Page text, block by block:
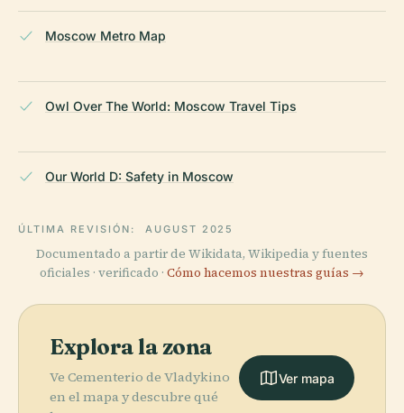
Moscow Metro Map
Owl Over The World: Moscow Travel Tips
Our World D: Safety in Moscow
ÚLTIMA REVISIÓN: AUGUST 2025
Documentado a partir de Wikidata, Wikipedia y fuentes
oficiales · verificado · Cómo hacemos nuestras guías →
Explora la zona
Ve Cementerio de Vladykino
en el mapa y descubre qué
Ver mapa